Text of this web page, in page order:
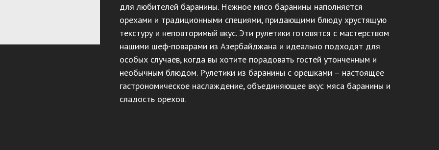
для любителей баранины. Нежное мясо баранины наполняется
орехами и традиционными специями, придающими блюду хрустящую
текстуру и неповторимый вкус. Эти рулетики готовятся с мастерством
нашими шеф-поварами из Азербайджана и идеально подходят для
особых случаев, когда вы хотите порадовать гостей утонченным и
необычным блюдом. Рулетики из баранины с орешками – настоящее
гастрономическое наслаждение, объединяющее вкус мяса баранины и
сладость орехов.